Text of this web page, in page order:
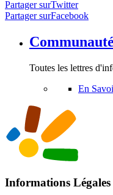
Partager surTwitter
Partager surFacebook
Toutes les lettres
En
Informations Légales